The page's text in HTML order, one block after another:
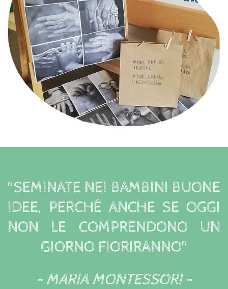
"SEMINATE NEI BAMBINI BUONE
IDEE, PERCHÉ ANCHE SE OGGI
NON LE COMPRENDONO UN
GIORNO FIORIRANNO"
- MARIA MONTESSORI -